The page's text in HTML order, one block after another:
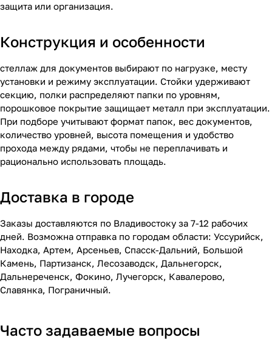
защита или организация.
Конструкция и особенности
стеллаж для документов выбирают по нагрузке, месту
установки и режиму эксплуатации. Стойки удерживают
секцию, полки распределяют папки по уровням,
порошковое покрытие защищает металл при эксплуатации.
При подборе учитывают формат папок, вес документов,
количество уровней, высота помещения и удобство
прохода между рядами, чтобы не переплачивать и
рационально использовать площадь.
Доставка в городе
Заказы доставляются по Владивостоку за 7-12 рабочих
дней. Возможна отправка по городам области: Уссурийск,
Находка, Артем, Арсеньев, Спасск-Дальний, Большой
Камень, Партизанск, Лесозаводск, Дальнегорск,
Дальнереченск, Фокино, Лучегорск, Кавалерово,
Славянка, Пограничный.
Часто задаваемые вопросы